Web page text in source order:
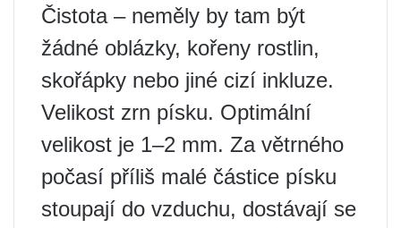
Čistota – neměly by tam být
žádné oblázky, kořeny rostlin,
skořápky nebo jiné cizí inkluze.
Velikost zrn písku. Optimální
velikost je 1–2 mm. Za větrného
počasí příliš malé částice písku
stoupají do vzduchu, dostávají se